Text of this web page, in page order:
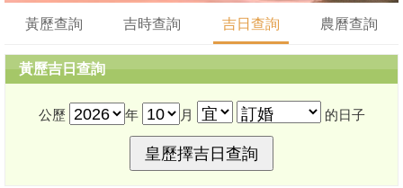
黃歷查詢 吉時查詢 吉日查詢 農曆查詢
黃歷吉日查詢
公歷 年 月 的日子